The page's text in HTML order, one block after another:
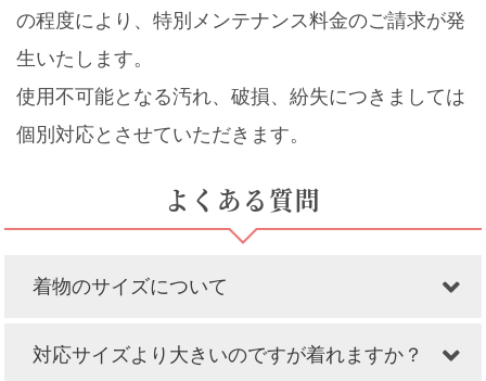
の程度により、特別メンテナンス料金のご請求が発
生いたします。
使用不可能となる汚れ、破損、紛失につきましては
個別対応とさせていただきます。
よくある質問
着物のサイズについて
対応サイズより大きいのですが着れますか？